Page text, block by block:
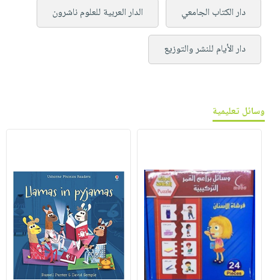
دار الكتاب الجامعي الدار العربية للعلوم ناشرون
دار الأيام للنشر والتوزيع
وسائل تعليمية